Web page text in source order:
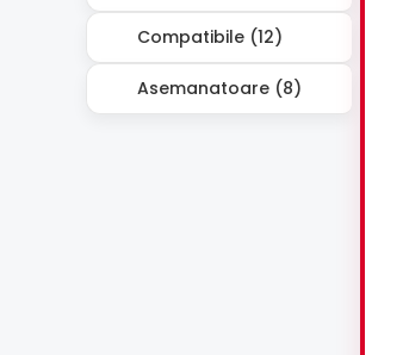
Compatibile (12)
Asemanatoare (8)